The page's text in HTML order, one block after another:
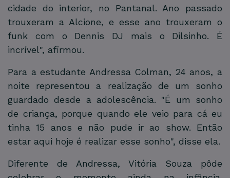
cidade do interior, no Pantanal. Ano passado
trouxeram a Alcione, e esse ano trouxeram o
funk com o Dennis DJ mais o Dilsinho. É
incrível", afirmou.
Para a estudante Andressa Colman, 24 anos, a
noite representou a realização de um sonho
guardado desde a adolescência. "É um sonho
de criança, porque quando ele veio para cá eu
tinha 15 anos e não pude ir ao show. Então
estar aqui hoje é realizar esse sonho", disse ela.
Diferente de Andressa, Vitória Souza pôde